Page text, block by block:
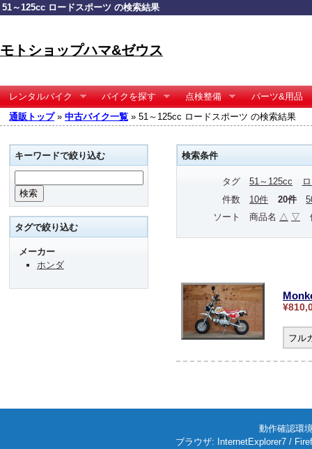
51～125cc ロードスポーツ の検索結果
モトショップハマ&ゼウス
レンタルバイク バイクを探す 点検整備
パーツ&用品
通販トップ» 中古バイク一覧 » 51～125cc ロードスポーツ の検索結果
検索条件
タグ 51～125cc
件数
10件 20件
ソート
商品名 △ ▽
フル
キーワードで絞り込む
タグで絞り込む
メーカー
ホンダ
動作確認環
ブラウザ: InternetExplorer7 /